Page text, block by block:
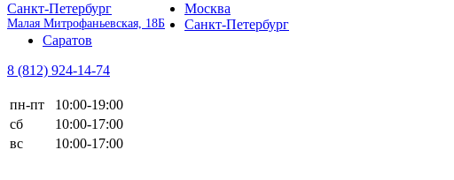
Санкт-Петербург
Малая Митрофаньевская, 18Б
Москва
Санкт-Петербург
Саратов
8 (812) 924-14-74
пн-пт
10:00-19:00
сб
10:00-17:00
вс
10:00-17:00